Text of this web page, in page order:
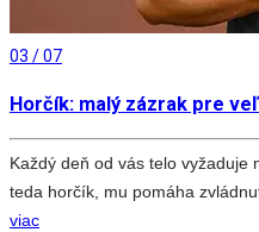
03 / 07
Horčík: malý zázrak pre
Každý deň od vás telo vyžaduje
teda horčík, mu pomáha
viac